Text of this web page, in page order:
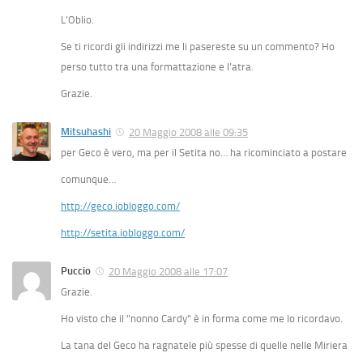
L’Oblio.
Se ti ricordi gli indirizzi me li pasereste su un commento? Ho
perso tutto tra una formattazione e l’atra.
Grazie.
Mitsuhashi
20 Maggio 2008 alle 09:35
per Geco è vero, ma per il Setita no… ha ricominciato a postare
comunque…
http://geco.iobloggo.com/
http://setita.iobloggo.com/
Puccio
20 Maggio 2008 alle 17:07
Grazie.
Ho visto che il "nonno Cardy" è in forma come me lo ricordavo.
La tana del Geco ha ragnatele più spesse di quelle nelle Miriera